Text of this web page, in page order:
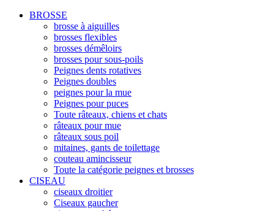
BROSSE
brosse à aiguilles
brosses flexibles
brosses démêloirs
brosses pour sous-poils
Peignes dents rotatives
Peignes doubles
peignes pour la mue
Peignes pour puces
Toute râteaux, chiens et chats
râteaux pour mue
râteaux sous poil
mitaines, gants de toilettage
couteau amincisseur
Toute la catégorie peignes et brosses
CISEAU
ciseaux droitier
Ciseaux gaucher